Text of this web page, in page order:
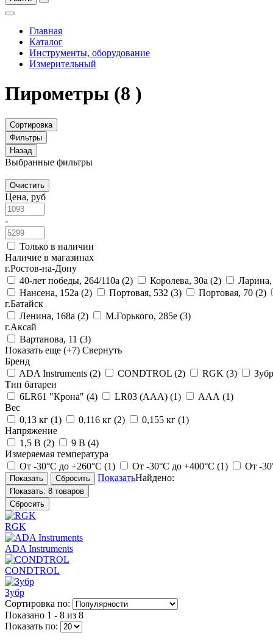
Главная
Каталог
Инструменты, оборудование
Измерительный
Пирометры (8 )
Сортировка
Фильтры
Назад
Выбранные фильтры
Очистить
Цена, руб
-
Только в наличии
Наличие в магазинах
г.Ростов-на-Дону
40-лет победы, 264/110а (2) Королева, 30а (2)
Нансена, 152а (2) Портовая, 532 (3) Портовая, 70 (2)
г.Батайск
Ленина, 168а (2) М.Горького, 285е (3)
г.Аксай
Вартанова, 11 (3)
Показать еще (+7) Свернуть
Бренд
ADA Instruments (2) CONDTROL (2) RGK (3) Зубр
Тип батареи
6LR61 "Крона" (4) LR03 (AAA) (1) ААА (1)
Вес
0,13 кг (1) 0,116 кг (2) 0,155 кг (1)
Напряжение
1,5 В (2) 9 В (4)
Измеряемая температура
От -30°С до +260°С (1) От -30°С до +400°С (1) От -
ПоказатьНайдено:
Показать: 8 товаров
Сбросить
RGK
ADA Instruments
CONDTROL
Зубр
Сортировка по:
Показано 1 - 8 из 8
Показать по: